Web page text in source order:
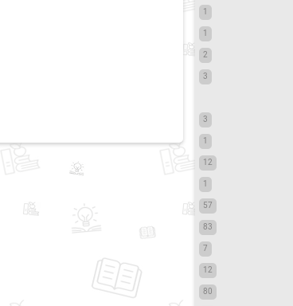
1
1
2
3
3
1
12
1
57
83
7
12
80